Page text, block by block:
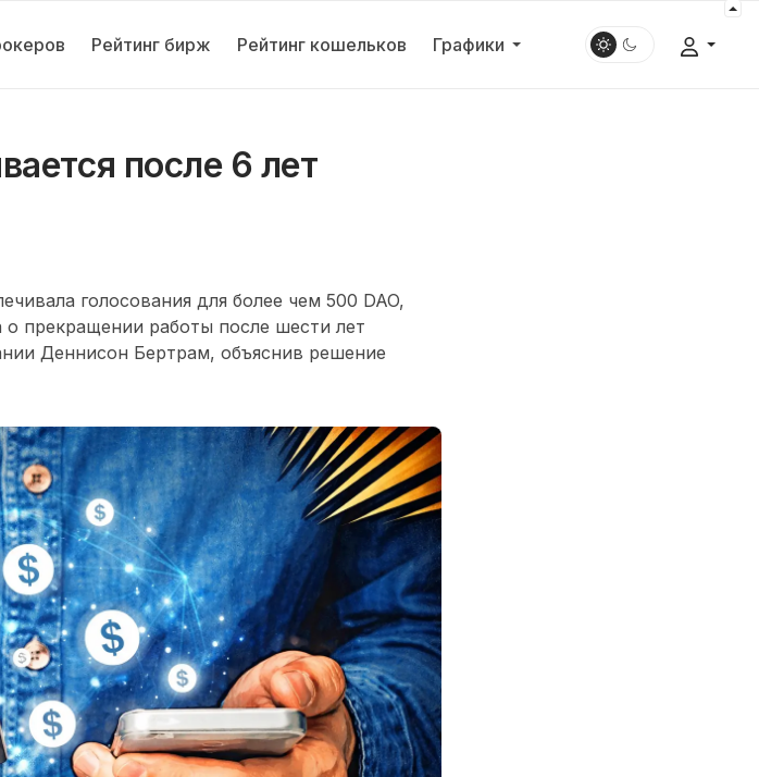
Рейтинг бирж Рейтинг кошельков Графики
после 6 лет
голосования для более чем 500 DAO,
прекращении работы после шести лет
Деннисон Бертрам, объяснив решение